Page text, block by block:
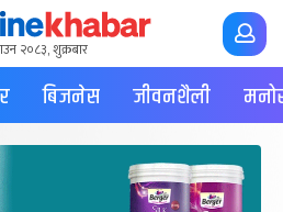
२०८३, शुक्रबार
बिजनेस जीवनशैली